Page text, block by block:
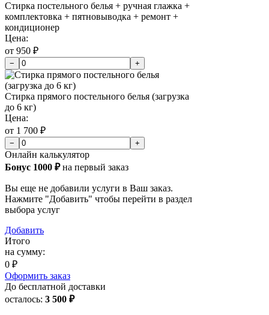
Стирка постельного белья + ручная глажка +
комплектовка + пятновыводка + ремонт +
кондиционер
Цена:
от 950 ₽
− +
Стирка прямого постельного белья (загрузка
до 6 кг)
Цена:
от 1 700 ₽
− +
Онлайн калькулятор
Бонус 1000 ₽на первый заказ
Вы еще не добавили услуги в Ваш заказ.
Нажмите "Добавить" чтобы перейти в раздел
выбора услуг
Добавить
Итого
на сумму:
0 ₽
Оформить заказ
До бесплатной доставки
осталось: 3 500 ₽